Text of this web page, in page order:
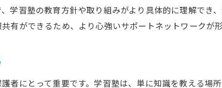
保護者説明会での成功事例紹介の重要
学習塾の教育方針や取り組みがより具体的に理解でき
有ができるため、より心強いサポートネットワークが形
者にとって重要です。学習塾は、単に知識を教える場